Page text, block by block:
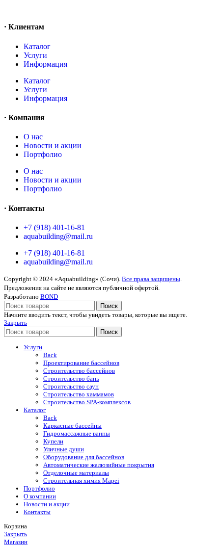
· Клиентам
Каталог
Услуги
Информация
Каталог
Услуги
Информация
· Компания
O нас
Новости и акции
Портфолио
O нас
Новости и акции
Портфолио
· Контакты
+7 (918) 401-16-81
aquabuilding@mail.ru
+7 (918) 401-16-81
aquabuilding@mail.ru
Copyright © 2024 «Aquabuilding» (Сочи). Все права защищены
Предложения на сайте не являются публичной офертой.
Разработано BOND
Поиск
Начните вводить текст, чтобы увидеть товары, которые вы ищете.
Закрыть
Поиск
Услуги
Back
Проектирование бассейнов
Строительство бассейнов
Строительство бань
Строительство саун
Строительство хаммамов
Строительство SPA-комплексов
Каталог
Back
Каркасные бассейны
Гидромассажные ванны
Купели
Уличные души
Оборудование для бассейнов
Автоматические жалюзийные покрытия
Отделочные материалы
Строительная химия Mapei
Портфолио
O компании
Новости и акции
Контакты
Корзина
Закрыть
Магазин